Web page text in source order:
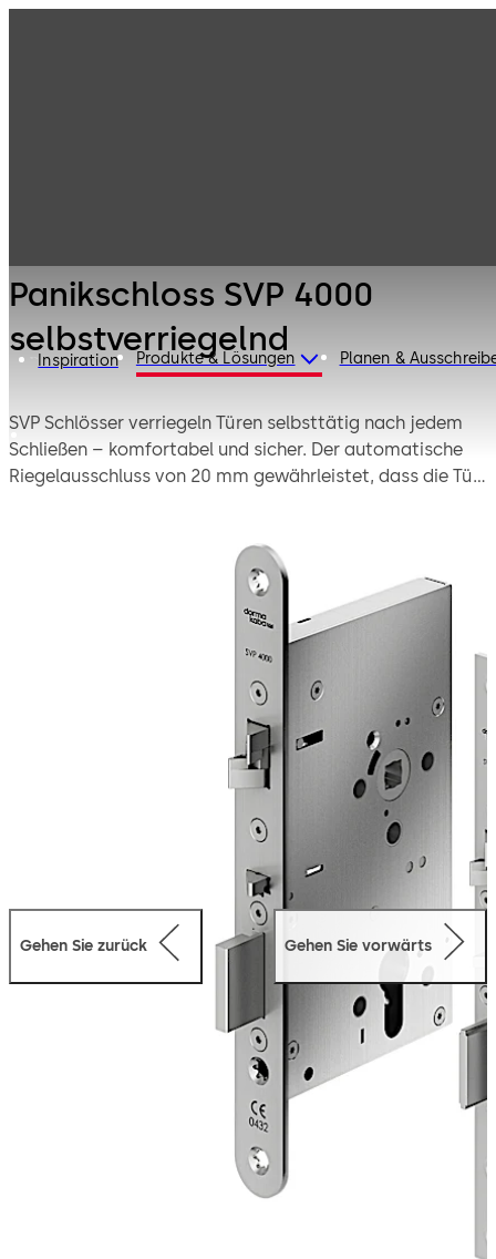
Inspiration Produkte & Lösungen Planen &
Panikschloss SVP 4000
selbstverriegelnd
SVP Schlösser verriegeln Türen selbsttätig nach jedem
Schließen – komfortabel und sicher. Der automatische
Riegelausschluss von 20 mm gewährleistet, dass die Tür
Zweipunktverriegelung erreicht, welche erhöhte
Sicherheit bietet. Durch die Panikfunktion lässt sich die
Tür jederzeit in Fluchtrichtung durch einfaches Betätigen
des Türdrückers öffnen, des Weiteren ist eine
mechanische Öffnung über den Profilzylinder von außen
Gehen Sie zurück Gehen Sie vorwärts